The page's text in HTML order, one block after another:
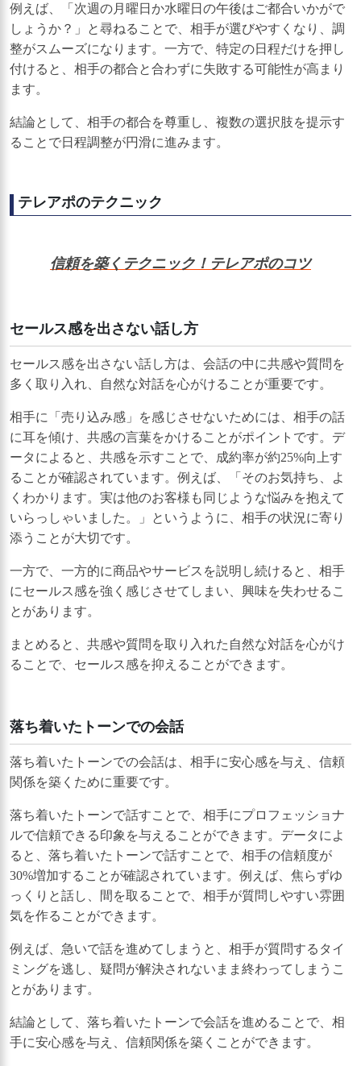
例えば、「次週の月曜日か水曜日の午後はご都合いかがで
しょうか？」と尋ねることで、相手が選びやすくなり、調
整がスムーズになります。一方で、特定の日程だけを押し
付けると、相手の都合と合わずに失敗する可能性が高まり
ます。
結論として、相手の都合を尊重し、複数の選択肢を提示す
ることで日程調整が円滑に進みます。
テレアポのテクニック
信頼を築くテクニック！テレアポのコツ
セールス感を出さない話し方
セールス感を出さない話し方は、会話の中に共感や質問を
多く取り入れ、自然な対話を心がけることが重要です。
相手に「売り込み感」を感じさせないためには、相手の話
に耳を傾け、共感の言葉をかけることがポイントです。デ
ータによると、共感を示すことで、成約率が約25%向上す
ることが確認されています。例えば、「そのお気持ち、よ
くわかります。実は他のお客様も同じような悩みを抱えて
いらっしゃいました。」というように、相手の状況に寄り
添うことが大切です。
一方で、一方的に商品やサービスを説明し続けると、相手
にセールス感を強く感じさせてしまい、興味を失わせるこ
とがあります。
まとめると、共感や質問を取り入れた自然な対話を心がけ
ることで、セールス感を抑えることができます。
落ち着いたトーンでの会話
落ち着いたトーンでの会話は、相手に安心感を与え、信頼
関係を築くために重要です。
落ち着いたトーンで話すことで、相手にプロフェッショナ
ルで信頼できる印象を与えることができます。データによ
ると、落ち着いたトーンで話すことで、相手の信頼度が
30%増加することが確認されています。例えば、焦らずゆ
っくりと話し、間を取ることで、相手が質問しやすい雰囲
気を作ることができます。
例えば、急いで話を進めてしまうと、相手が質問するタイ
ミングを逃し、疑問が解決されないまま終わってしまうこ
とがあります。
結論として、落ち着いたトーンで会話を進めることで、相
手に安心感を与え、信頼関係を築くことができます。